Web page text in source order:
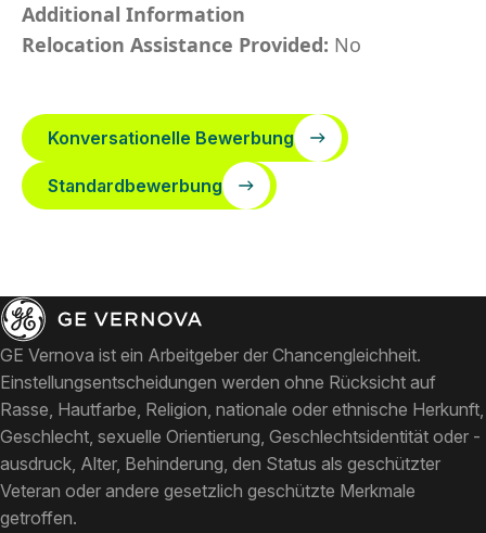
Additional Information
Relocation Assistance Provided: No
Konversationelle Bewerbung
Standardbewerbung
GE Vernova ist ein Arbeitgeber der Chancengleichheit.
Einstellungsentscheidungen werden ohne Rücksicht auf
Rasse, Hautfarbe, Religion, nationale oder ethnische Herkunft,
Geschlecht, sexuelle Orientierung, Geschlechtsidentität oder -
ausdruck, Alter, Behinderung, den Status als geschützter
Veteran oder andere gesetzlich geschützte Merkmale
getroffen.